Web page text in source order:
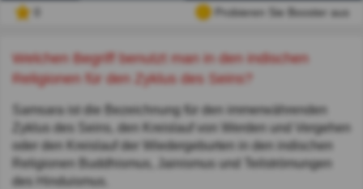
Probieren Sie Booster aus
Welchen Begriff benutzt man in den indischen
Religionen für den Zyklus des Seins?
Samsara ist die Bezeichnung für den immerwährenden
Zyklus des Seins, den Kreislauf von Werden und Vergehen
oder den Kreislauf der Wiedergeburten in den indischen
Religionen Buddhismus, Jainismus und Teilströmungen
des Hinduismus.